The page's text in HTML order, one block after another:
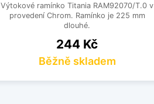
Výtokové ramínko Titania RAM92070/T.0 v
provedení Chrom. Ramínko je 225 mm
dlouhé.
Cena
244 Kč
Běžně skladem